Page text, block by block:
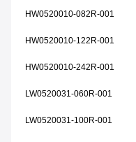
HW0520010-082R-001
HW0520010-122R-001
HW0520010-242R-001
LW0520031-060R-001
LW0520031-100R-001